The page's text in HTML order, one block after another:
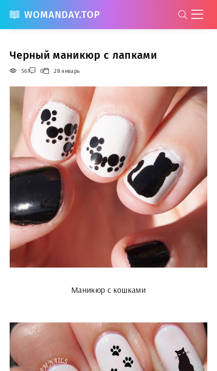
WOMANDAY.TOP
Черный маникюр с лапками
561 0 28 январь
Маникюр с кошками